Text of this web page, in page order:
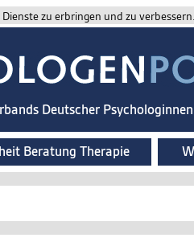
zu erbringen und zu
Deutscher
Beratung Therapie